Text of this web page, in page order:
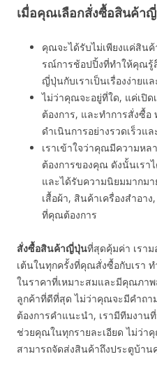
เมื่อคุณเลือกสั่งซื้อสินค้า
คุณจะได้รับไม่เพียงแค่สิน
รณ์การช้อปปิ้งที่ทำให้คุณรู้
ญี่ปุ่นกับเราเป็นเรื่องง่ายแ
ไม่ว่าคุณจะอยู่ที่ใด, แค่เปิ
ต้องการ, และทำการสั่งซื้
ดำเนินการอย่างรวดเร็วแ
เราเข้าใจว่าคุณมีความห
ต้องการของคุณ ดังนั้นเร
และได้รับความนิยมมากม
เสื้อผ้า, สินค้าเครื่องสำอา
ที่คุณต้องการ
สั่งซื้อสินค้าญี่ปุ่นที่สุดคุ้มค่า เรา
เต้นในทุกครั้งที่คุณสั่งซื้อกับเรา
ในราคาที่เหมาะสมและมีคุณภาพ
ลูกค้าที่ดีที่สุด ไม่ว่าคุณจะมีคำถา
ต้องการคำแนะนำ, เรามีทีมงา
ช่วยคุณในทุกรายละเอียด ไม่ว่า
สามารถจัดส่งสินค้าถึงประตูบ้า